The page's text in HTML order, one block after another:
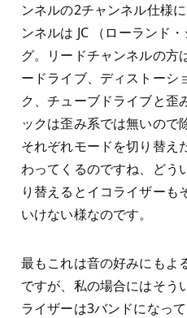
ンネルの2チャンネル仕様
ンネルは JC （ローランド
グ。リードチャンネルの方
ードライブ、ディストーシ
ク、チューブドライブと歪
ックは歪み系では無いので
それぞれモードを切り替え
わってくるのですね、どう
り替えるとイコライザーも
いけない様なのです。
最もこれは音の好みにもよ
ですが、私の場合にはそう
ライザーは3バンドになっ